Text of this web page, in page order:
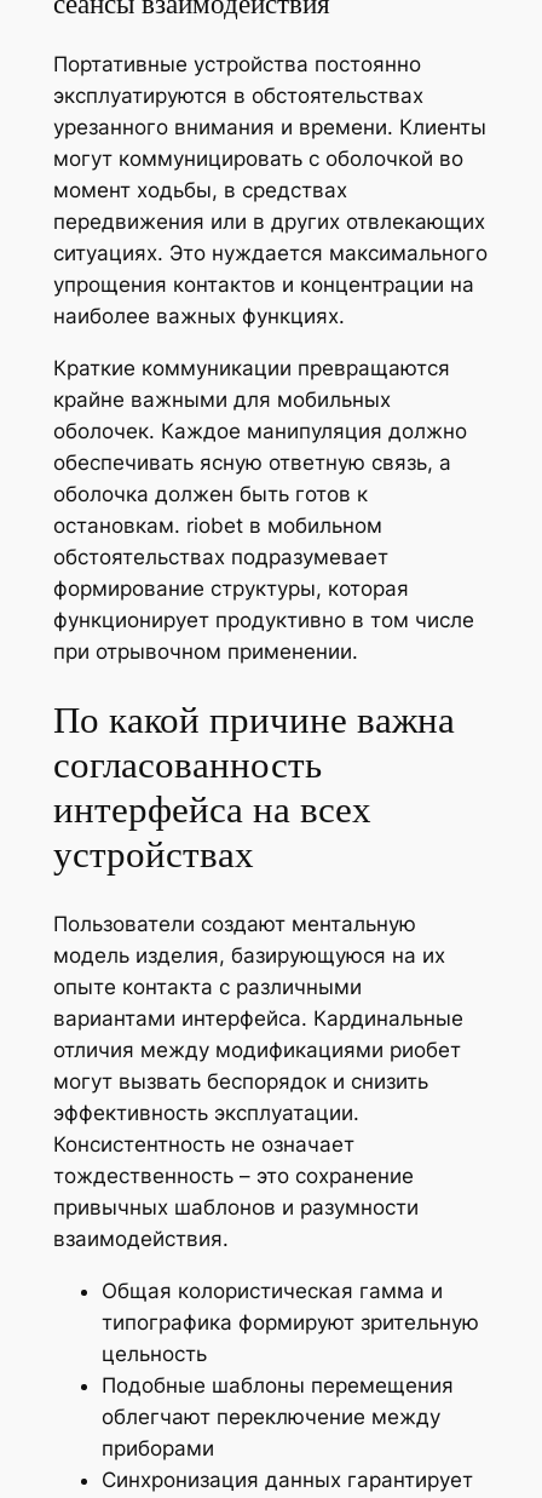
Портативные устройства постоянно
эксплуатируются в обстоятельствах
урезанного внимания и времени. Клиенты
могут коммуницировать с оболочкой во
момент ходьбы, в средствах
передвижения или в других отвлекающих
ситуациях. Это нуждается максимального
упрощения контактов и концентрации на
наиболее важных функциях.
Краткие коммуникации превращаются
крайне важными для мобильных
оболочек. Каждое манипуляция должно
обеспечивать ясную ответную связь, а
оболочка должен быть готов к
остановкам. riobet в мобильном
обстоятельствах подразумевает
формирование структуры, которая
функционирует продуктивно в том числе
при отрывочном применении.
По какой причине важна
согласованность
интерфейса на всех
устройствах
Пользователи создают ментальную
модель изделия, базирующуюся на их
опыте контакта с различными
вариантами интерфейса. Кардинальные
отличия между модификациями риобет
могут вызвать беспорядок и снизить
эффективность эксплуатации.
Консистентность не означает
тождественность – это сохранение
привычных шаблонов и разумности
взаимодействия.
Общая колористическая гамма и
типографика формируют зрительную
цельность
Подобные шаблоны перемещения
облегчают переключение между
приборами
Синхронизация данных гарантирует